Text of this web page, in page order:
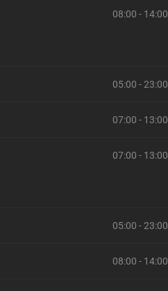
08:00 - 14:00
05:00 - 23:00
07:00 - 13:00
07:00 - 13:00
05:00 - 23:00
08:00 - 14:00